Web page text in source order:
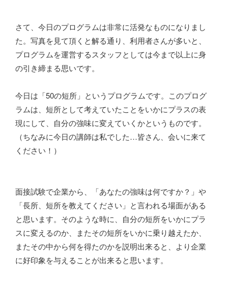
さて、今日のプログラムは非常に活発なものになりまし
た。写真を見て頂くと解る通り、利用者さんが多いと、
プログラムを運営するスタッフとしては今まで以上に身
の引き締まる思いです。
今日は「50の短所」というプログラムです。このプログ
ラムは、短所として考えていたことをいかにプラスの表
現にして、自分の強味に変えていくかというものです。
（ちなみに今日の講師は私でした…皆さん、会いに来て
ください！）
面接試験で企業から、「あなたの強味は何ですか？」や
「長所、短所を教えてください」と言われる場面がある
と思います。そのような時に、自分の短所をいかにプラ
スに変えるのか、またその短所をいかに乗り越えたか、
またその中から何を得たのかを説明出来ると、より企業
に好印象を与えることが出来ると思います。